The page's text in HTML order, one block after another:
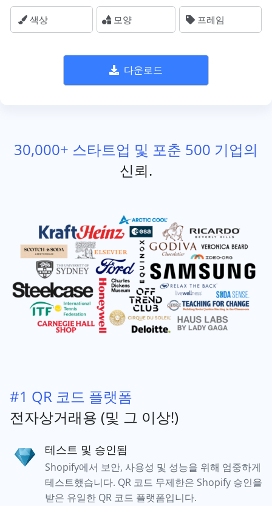
색상 모양 프레임
다운로드
30,000+ 스타트업 및 포춘 500 기업의
신뢰.
#1 QR 코드 플랫폼
전자상거래용 (및 그 이상!)
테스트 및 승인됨
Shopify에서 보안, 사용성 및 성능을 위해 엄중하게
테스트했습니다. QR 코드 무제한은 Shopify 승인을
받은 유일한 QR 코드 플랫폼입니다.